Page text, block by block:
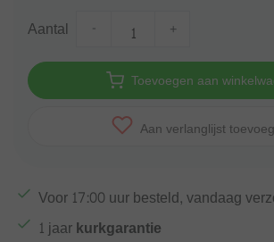
Aantal +
Toevoegen aan
Aan verlanglijst
Voor 17:00 uur besteld, vandaag
1 jaarkurkgarantie